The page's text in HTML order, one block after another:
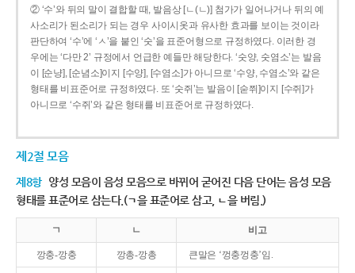
② ‘수’와 뒤의 말이 결합할 때, 발음상 [ㄴ(ㄴ)] 첨가가 일어나거나 뒤의 예
사소리가 된소리가 되는 경우 사이시옷과 유사한 효과를 보이는 것이라
판단하여 ‘수’에 ‘ㅅ’을 붙인 ‘숫’을 표준어형으로 규정하였다. 이러한 경
우에는 ‘다만 2’ 규정에서 언급한 예들만 해당한다. ‘숫양, 숫염소’는 발음
이 [순냥], [순념소]이지 [수양], [수염소]가 아니므로 ‘수양, 수염소’와 같은
형태를 비표준어로 규정하였다. 또 ‘숫쥐’는 발음이 [숟쮜]이지 [수쥐]가
아니므로 ‘수쥐’와 같은 형태를 비표준어로 규정하였다.
제2절 모음
제8항 양성 모음이 음성 모음으로 바뀌어 굳어진 다음 단어는 음성 모음
형태를 표준어로 삼는다.(ㄱ을 표준어로 삼고, ㄴ을 버림.)
ㄱ ㄴ 비고
깡충-깡충 깡총-깡총 큰말은 ‘껑충껑충’임.